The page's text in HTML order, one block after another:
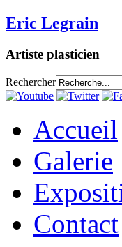
Eric Legrain
Artiste plasticien
Rechercher
Accueil
Galerie
Contact